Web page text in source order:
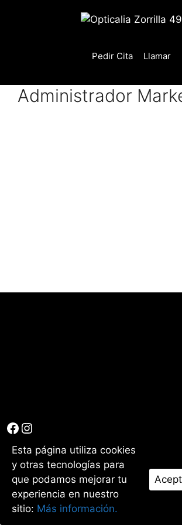
Pedir Cita Llamar
Administrador
Facebook
Instagram
©2026 Opticalia Zorrilla 51. Todos los
Aviso LegalIPolítica de privacidadI
Esta página utiliza cookies
y otras tecnologías para
que podamos mejorar tu
experiencia en nuestro
sitio: Más información.